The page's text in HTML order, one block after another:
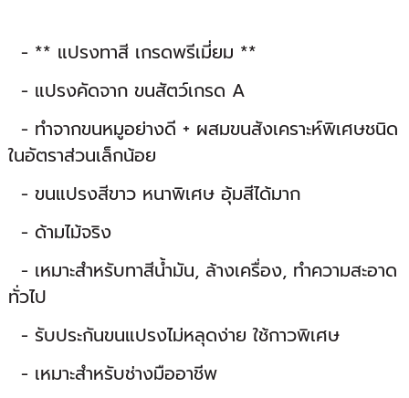
- ** แปรงทาสี เกรดพรีเมี่ยม **
- แปรงคัดจาก ขนสัตว์เกรด A
- ทำจากขนหมูอย่างดี + ผสมขนสังเคราะห์พิเศษชนิด
ในอัตราส่วนเล็กน้อย
- ขนแปรงสีขาว หนาพิเศษ อุ้มสีได้มาก
- ด้ามไม้จริง
- เหมาะสำหรับทาสีน้ำมัน, ล้างเครื่อง, ทำความสะอาด
ทั่วไป
- รับประกันขนแปรงไม่หลุดง่าย ใช้กาวพิเศษ
- เหมาะสำหรับช่างมืออาชีพ